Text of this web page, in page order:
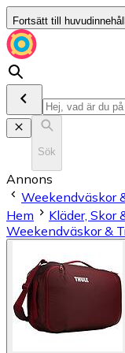
Fortsätt till huvudinnehåll
Sök
Annons
Weekendväskor
Hem
Kläder, Skor
Weekendväskor &